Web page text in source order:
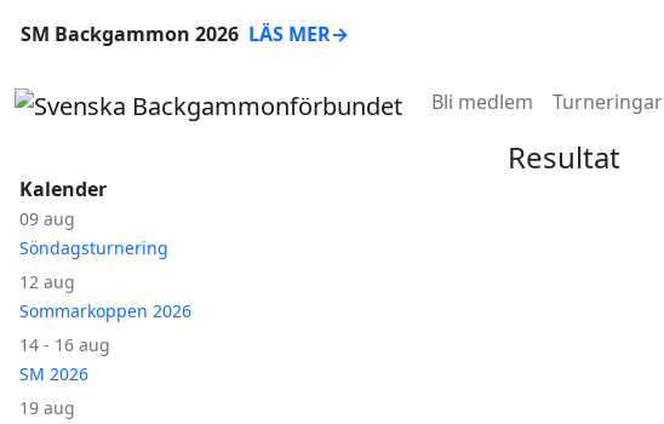
SM Backgammon 2026 LÄS MER→
Bli medlem Turneringar
Kalender
09 aug
Söndagsturnering
12 aug
Sommarkoppen 2026
14 - 16 aug
SM 2026
19 aug
Resultat